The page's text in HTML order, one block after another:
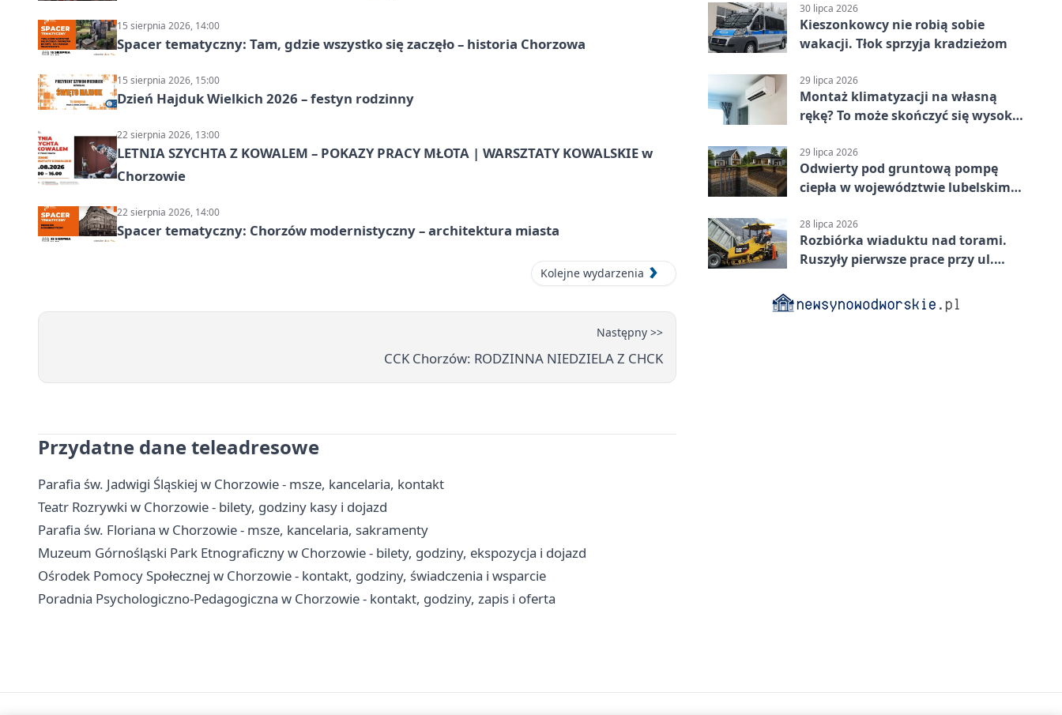
15 sierpnia 2026, 14:00
Spacer tematyczny: Tam, gdzie wszystko się zaczęło – historia Chorzowa
15 sierpnia 2026, 15:00
Dzień Hajduk Wielkich 2026 – festyn rodzinny
22 sierpnia 2026, 13:00
LETNIA SZYCHTA Z KOWALEM – POKAZY PRACY MŁOTA | WARSZTATY KOWALSKIE w
Chorzowie
22 sierpnia 2026, 14:00
Spacer tematyczny: Chorzów modernistyczny – architektura miasta
Kolejne wydarzenia
Następny >>
CCK Chorzów: RODZINNA NIEDZIELA Z CHCK
Przydatne dane teleadresowe
Parafia św. Jadwigi Śląskiej w Chorzowie - msze, kancelaria, kontakt
Teatr Rozrywki w Chorzowie - bilety, godziny kasy i dojazd
Parafia św. Floriana w Chorzowie - msze, kancelaria, sakramenty
Muzeum Górnośląski Park Etnograficzny w Chorzowie - bilety, godziny, ekspozycja i dojazd
Ośrodek Pomocy Społecznej w Chorzowie - kontakt, godziny, świadczenia i wsparcie
Poradnia Psychologiczno-Pedagogiczna w Chorzowie - kontakt, godziny, zapis i oferta
30 lipca 2026
Kieszonkowcy nie robią sobie
wakacji. Tłok sprzyja kradzieżom
29 lipca 2026
Montaż klimatyzacji na własną
rękę? To może skończyć się wysoką
29 lipca 2026
Odwierty pod gruntową pompę
ciepła w województwie lubelskim -
28 lipca 2026
Rozbiórka wiaduktu nad torami.
Ruszyły pierwsze prace przy ul.